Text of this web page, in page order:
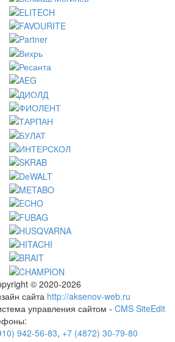
© 2020-2026
сайта http://aksenov-web.ru
управления сайтом - CMS SiteEdit
942-56-83, +7 (4872) 30-79-80